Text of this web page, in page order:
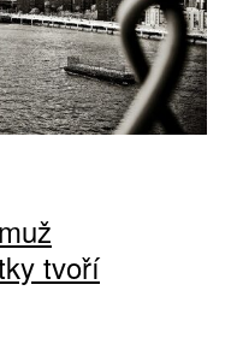
tvoří